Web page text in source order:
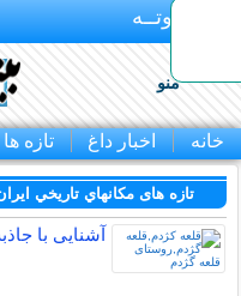
بـیتوتــه
منو
خانه اخبار داغ تازه ها
تازه های مكانهاي تاريخي
آشنایی با